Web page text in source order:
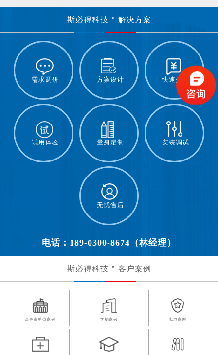
斯必得科技 解决方案
需求调研 方案设计 快速报价
试用体验 量身定制 安装调试
无忧售后
电话：189-0300-8674（林经理）
斯必得科技 客户案例
企事业单位案例 学校案例 电力案例